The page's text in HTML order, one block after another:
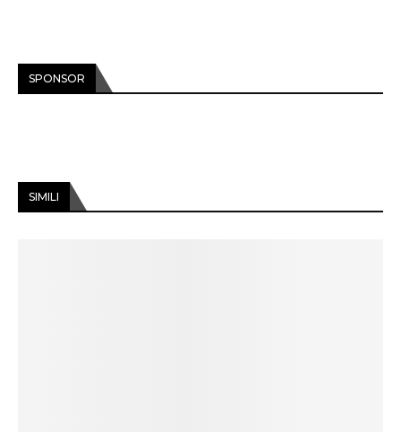
SPONSOR
SIMILI